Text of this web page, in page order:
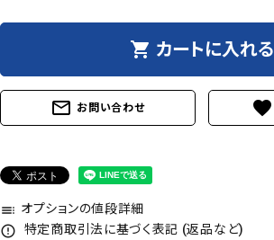
shopping_cart カートに入れる
mail_outline お問い合わせ favorite
toc オプションの値段詳細
error_outline 特定商取引法に基づく表記 (返品など)